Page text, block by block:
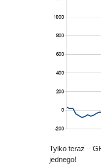
Tylko teraz –
jednego!